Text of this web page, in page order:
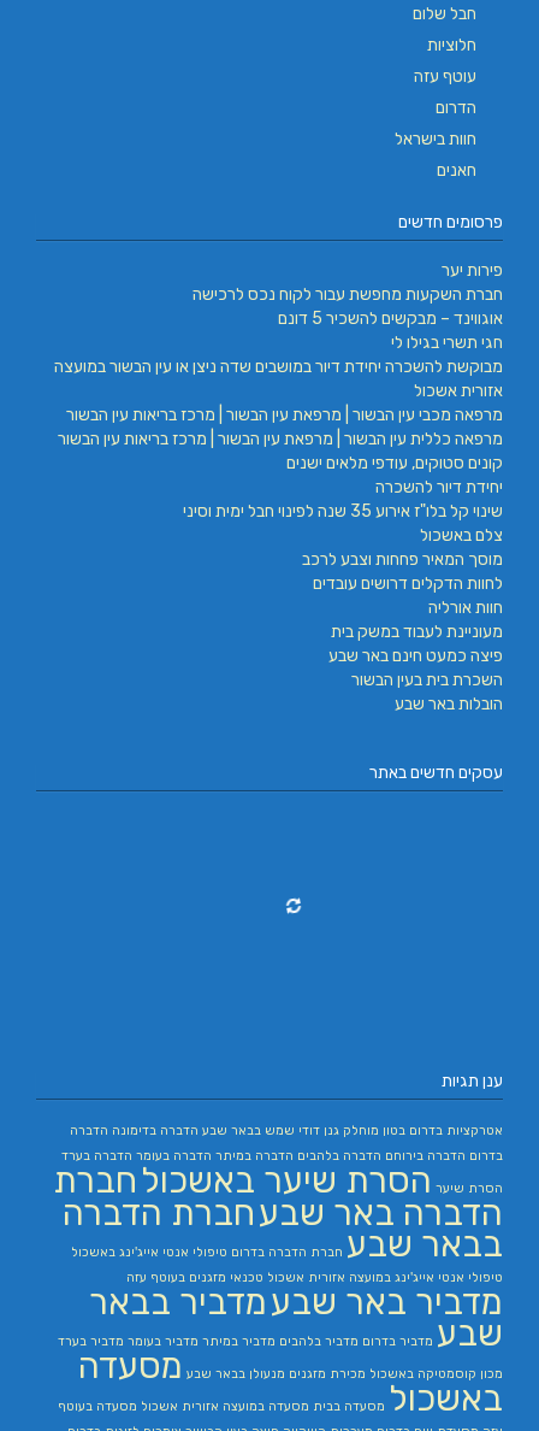
חבל שלום
חלוציות
עוטף עזה
הדרום
חוות בישראל
חאנים
פרסומים חדשים
פירות יער
חברת השקעות מחפשת עבור לקוח נכס לרכישה
אוגווינד – מבקשים להשכיר 5 דונם
חגי תשרי בגילו לי
מבוקשת להשכרה יחידת דיור במושבים שדה ניצן או עין הבשור במועצה
אזורית אשכול
מרפאה מכבי עין הבשור | מרפאת עין הבשור | מרכז בריאות עין הבשור
מרפאה כללית עין הבשור | מרפאת עין הבשור | מרכז בריאות עין הבשור
קונים סטוקים, עודפי מלאים ישנים
יחידת דיור להשכרה
שינוי קל בלו"ז אירוע 35 שנה לפינוי חבל ימית וסיני
צלם באשכול
מוסך המאיר פחחות וצבע לרכב
לחוות הדקלים דרושים עובדים
חוות אורליה
מעוניינת לעבוד במשק בית
פיצה כמעט חינם באר שבע
השכרת בית בעין הבשור
הובלות באר שבע
עסקים חדשים באתר
ענן תגיות
אטרקציות בדרום בטון מוחלק גנן דודי שמש בבאר שבע הדברה בדימונה הדברה
בדרום הדברה בירוחם הדברה בלהבים הדברה במיתר הדברה בעומר הדברה בערד
הסרת שיער הסרת שיער באשכול חברת
הדברה באר שבעחברת הדברה
בבאר שבע חברת הדברה בדרום טיפולי אנטי אייג'ינג באשכול
טיפולי אנטי אייג'ינג במועצה אזורית אשכול טכנאי מזגנים בעוטף עזה
מדביר באר שבעמדביר בבאר
שבע מדביר בדרום מדביר בלהבים מדביר במיתר מדביר בעומר מדביר בערד
מכון קוסמטיקה באשכול מכירת מזגנים מנעולן בבאר שבע מסעדה
באשכול מסעדה בבית מסעדה במועצה אזורית אשכול מסעדה בעוטף